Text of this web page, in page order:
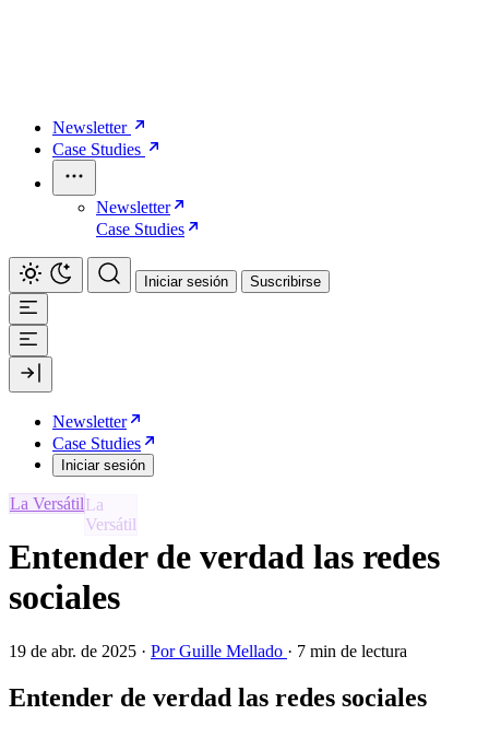
Newsletter
Case Studies
Newsletter
Case Studies
Iniciar sesión Suscribirse
Newsletter
Case Studies
Iniciar sesión
La Versátil
Entender de verdad las redes
sociales
19 de abr. de 2025 · Por Guille Mellado · 7 min de lectura
Entender de verdad las redes sociales